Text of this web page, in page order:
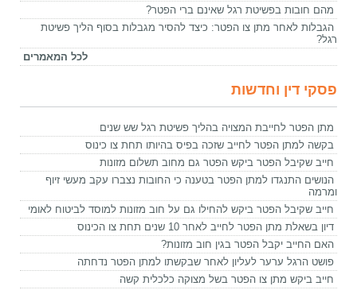
מהם חובות בפשיטת רגל שאינם ברי הפטר?
הגבלות לאחר מתן צו הפטר: כיצד להסיר מגבלות בסוף הליך פשיטת
רגל?
לכל המאמרים
פסקי דין וחדשות
מתן הפטר לחייבת המצויה בהליך פשיטת רגל שש שנים
בקשה למתן הפטר לחייב שזכה בפיס בהיותו תחת צו כינוס
חייב שקיבל הפטר ביקש הפטר גם מחוב תשלום מזונות
הנושים התנגדו למתן הפטר בטענה כי החובות נצברו עקב מעשי זיוף
ומרמה
חייב שקיבל הפטר ביקש להחילו גם על חוב מזונות למוסד לביטוח לאומי
דיון בשאלת מתן הפטר לחייב לאחר 10 שנים תחת צו הכינוס
האם החייב יקבל הפטר בגין חוב מזונות?
פושט הרגל ערער לעליון לאחר שבקשתו למתן הפטר נדחתה
חייב ביקש מתן צו הפטר בשל מצוקה כלכלית קשה